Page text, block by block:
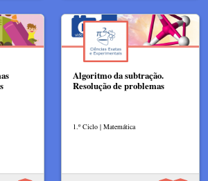
Algoritmo da subtração.
Resolução de problemas
1.º Ciclo | Matemática